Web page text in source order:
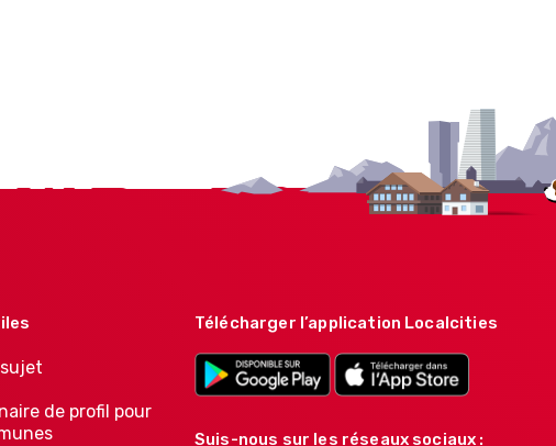
de profil pour
Télécharger l’application Localcities
Suis-nous sur les réseaux sociaux :